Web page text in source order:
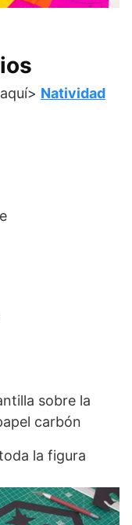
Natividad
sobre la
carbón
la figura